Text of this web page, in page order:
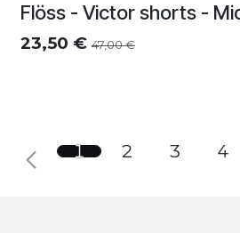
Flöss - Victor shorts -
23,50 € 47,00€
1 2 3 4